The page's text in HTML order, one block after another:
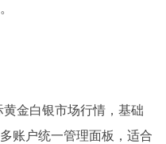
黄金白银市场行情，基础
账户统一管理面板，适合